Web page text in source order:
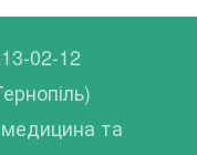
02-12
та